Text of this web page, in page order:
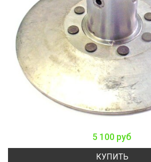
5 100 руб
КУПИТЬ